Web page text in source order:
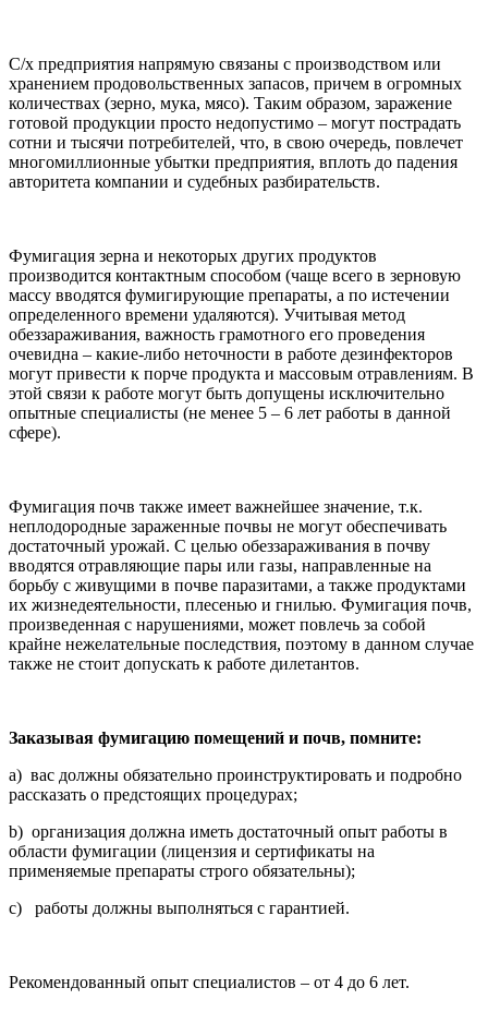
С/х предприятия напрямую связаны с производством или
хранением продовольственных запасов, причем в огромных
количествах (зерно, мука, мясо). Таким образом, заражение
готовой продукции просто недопустимо – могут пострадать
сотни и тысячи потребителей, что, в свою очередь, повлечет
многомиллионные убытки предприятия, вплоть до падения
авторитета компании и судебных разбирательств.
Фумигация зерна и некоторых других продуктов
производится контактным способом (чаще всего в зерновую
массу вводятся фумигирующие препараты, а по истечении
определенного времени удаляются). Учитывая метод
обеззараживания, важность грамотного его проведения
очевидна – какие-либо неточности в работе дезинфекторов
могут привести к порче продукта и массовым отравлениям. В
этой связи к работе могут быть допущены исключительно
опытные специалисты (не менее 5 – 6 лет работы в данной
сфере).
Фумигация почв также имеет важнейшее значение, т.к.
неплодородные зараженные почвы не могут обеспечивать
достаточный урожай. С целью обеззараживания в почву
вводятся отравляющие пары или газы, направленные на
борьбу с живущими в почве паразитами, а также продуктами
их жизнедеятельности, плесенью и гнилью. Фумигация почв,
произведенная с нарушениями, может повлечь за собой
крайне нежелательные последствия, поэтому в данном случае
также не стоит допускать к работе дилетантов.
Заказывая фумигацию помещений и почв, помните:
a) вас должны обязательно проинструктировать и подробно
рассказать о предстоящих процедурах;
b) организация должна иметь достаточный опыт работы в
области фумигации (лицензия и сертификаты на
применяемые препараты строго обязательны);
c) работы должны выполняться с гарантией.
Рекомендованный опыт специалистов – от 4 до 6 лет.